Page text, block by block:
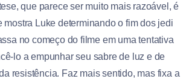
que parece ser muito mais razoável, é
mostra Luke determinando o fim dos jedi
no começo do filme em uma tentativa
lo a empunhar seu sabre de luz e de
resistência. Faz mais sentido, mas fixa a